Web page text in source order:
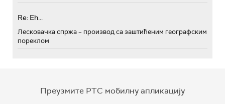
Re: Eh...
Лесковачка спржа – производ са заштићеним географским
пореклом
Преузмите РТС мобилну апликацију